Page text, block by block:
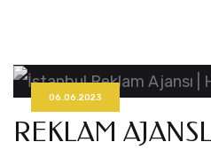
06.06.2023
REKLAM